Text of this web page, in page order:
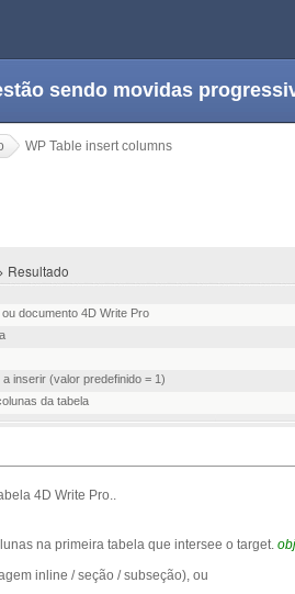
sendo movidas
WP Table insert columns
Resultado
documento 4D Write Pro
inserir (valor predefinido = 1)
da tabela
4D Write Pro..
na primeira tabela que intersee o target.
inline / seção / subseção), ou